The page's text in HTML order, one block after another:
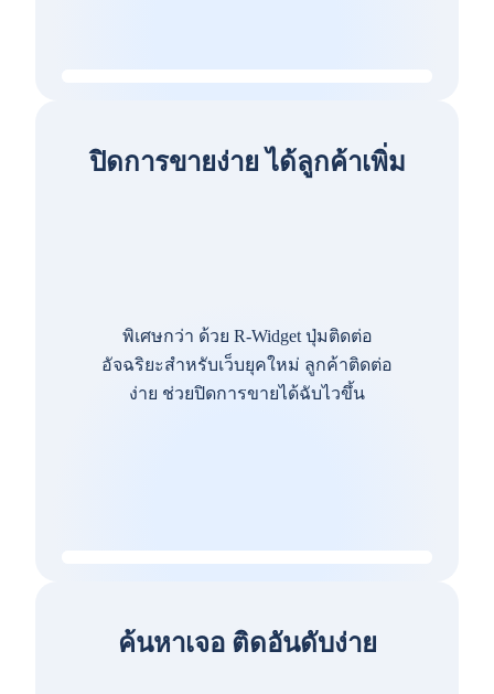
ปิดการขายง่าย ได้ลูกค้าเพิ่ม
พิเศษกว่า ด้วย R-Widget ปุ่มติดต่อ
อัจฉริยะสำหรับเว็บยุคใหม่ ลูกค้าติดต่อ
ง่าย ช่วยปิดการขายได้ฉับไวขึ้น
ค้นหาเจอ ติดอันดับง่าย